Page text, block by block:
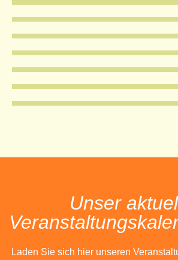
Unser
Laden Sie sich hier unseren